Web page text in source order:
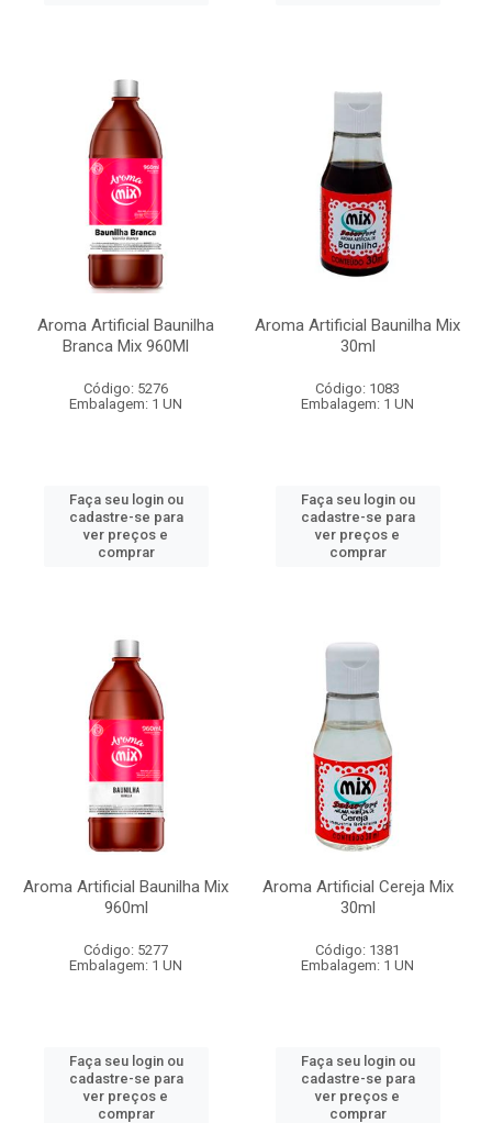
Aroma Artificial Baunilha
Branca Mix 960Ml
Código: 5276
Embalagem: 1 UN
Faça seu login ou
cadastre-se para
ver preços e
comprar
Aroma Artificial Baunilha Mix
30ml
Código: 1083
Embalagem: 1 UN
Faça seu login ou
cadastre-se para
ver preços e
comprar
Aroma Artificial Baunilha Mix
960ml
Código: 5277
Embalagem: 1 UN
Faça seu login ou
cadastre-se para
ver preços e
comprar
Aroma Artificial Cereja Mix
30ml
Código: 1381
Embalagem: 1 UN
Faça seu login ou
cadastre-se para
ver preços e
comprar